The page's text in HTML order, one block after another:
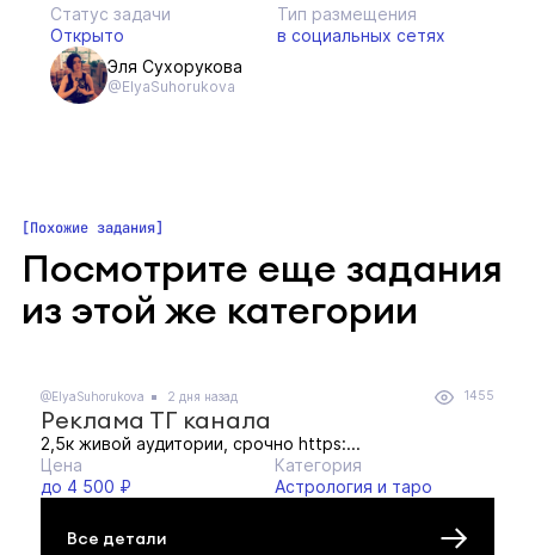
Статус задачи
Открыто
Тип размещения
в социальных сетях
Эля Сухорукова
@ElyaSuhorukova
Похожие задания
Посмотрите еще задания
из этой же категории
@ElyaSuhorukova 2 дня назад 1455
Реклама ТГ канала
2,5к живой аудитории, срочно https:...
Цена
до 4 500 ₽
Категория
Астрология и таро
Все детали